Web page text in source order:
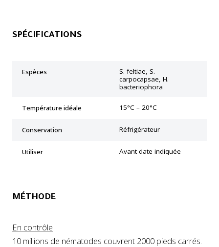
SPÉCIFICATIONS
Espèces
S. feltiae, S.
carpocapsae, H.
bacteriophora
Température idéale 15°C – 20°C
Conservation Réfrigérateur
Utiliser Avant date indiquée
MÉTHODE
En contrôle
10 millions de nématodes couvrent 2000 pieds carrés.